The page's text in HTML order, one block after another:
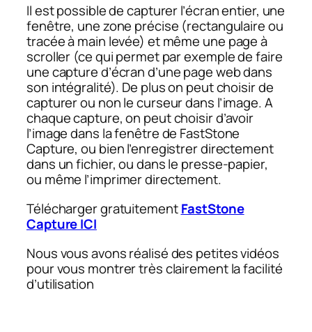
Il est possible de capturer l’écran entier, une
fenêtre, une zone précise (rectangulaire ou
tracée à main levée) et même une page à
scroller (ce qui permet par exemple de faire
une capture d’écran d’une page web dans
son intégralité). De plus on peut choisir de
capturer ou non le curseur dans l’image. A
chaque capture, on peut choisir d’avoir
l’image dans la fenêtre de FastStone
Capture, ou bien l’enregistrer directement
dans un fichier, ou dans le presse-papier,
ou même l’imprimer directement.
Télécharger gratuitementFastStone
Capture ICI
Nous vous avons réalisé des petites vidéos
pour vous montrer très clairement la facilité
d’utilisation